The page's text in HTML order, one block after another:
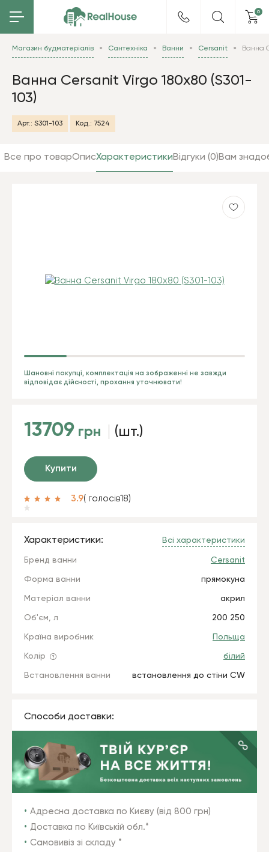
0
Магазин будматеріалів Сантехніка Ванни Cersanit Ванна
Ванна Cersanit Virgo 180x80 (S301-
103)
Арт.: S301-103 Код.: 7524
Все про товарОписХарактеристикиВідгуки (0)Вам
Шановні покупці, комплектація на зображенні не завжди
відповідає дійсності, прохання уточнювати!
13709 грн (шт.)
Купити
3.9( голосів18)
Характеристики: Всі характеристики
Бренд ванни Cersanit
Форма ванни прямокуна
Матеріал ванни акрил
Об'єм, л 200 250
Країна виробник Польща
Колір білий
Встановлення ванни встановлення до стіни CW
Способи доставки:
Адресна доставка по Києву (від 800 грн)
Доставка по Київській обл.*
Самовивіз зі складу *